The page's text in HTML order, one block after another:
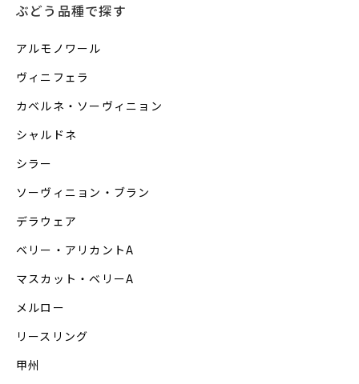
ぶどう品種で探す
アルモノワール
ヴィニフェラ
カベルネ・ソーヴィニョン
シャルドネ
シラー
ソーヴィニョン・ブラン
デラウェア
ベリー・アリカントA
マスカット・ベリーA
メルロー
リースリング
甲州